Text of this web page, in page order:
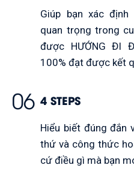
Giúp bạn xác
quan trọng trong
được HƯỚNG ĐI
100% đạt được kết
Hiểu biết đúng đắn
thứ và công thức
cứ điều gì mà bạn
06 4 STEPS